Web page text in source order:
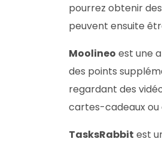
pourrez obtenir
peuvent ensuite
Moolineo est une
des points
regardant des
cartes-cadeaux ou
TasksRabbit est